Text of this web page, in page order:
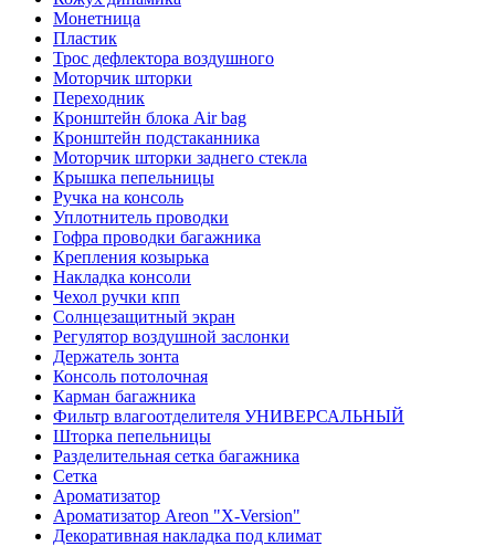
Монетница
Пластик
Трос дефлектора воздушного
Моторчик шторки
Переходник
Кронштейн блока Air bag
Кронштейн подстаканника
Моторчик шторки заднего стекла
Крышка пепельницы
Ручка на консоль
Уплотнитель проводки
Гофра проводки багажника
Крепления козырька
Накладка консоли
Чехол ручки кпп
Солнцезащитный экран
Регулятор воздушной заслонки
Держатель зонта
Консоль потолочная
Карман багажника
Фильтр влагоотделителя УНИВЕРСАЛЬНЫЙ
Шторка пепельницы
Разделительная сетка багажника
Сетка
Ароматизатор
Ароматизатор Areon "X-Version"
Декоративная накладка под климат